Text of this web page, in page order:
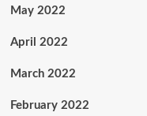
May 2022
April 2022
March 2022
February 2022